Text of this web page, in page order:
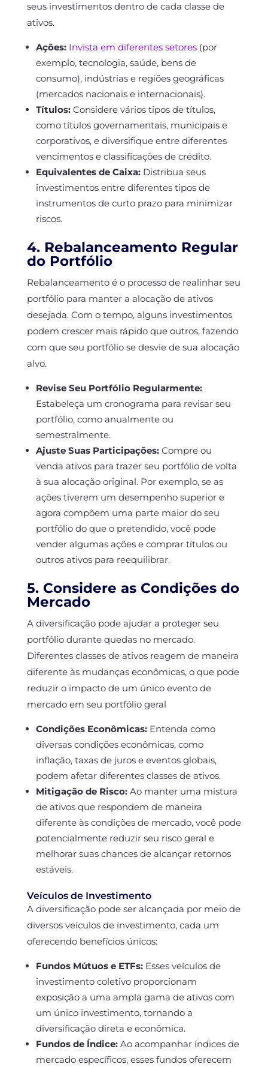
seus investimentos dentro de cada classe de
ativos.
Ações: Invista em diferentes setores (por
exemplo, tecnologia, saúde, bens de
consumo), indústrias e regiões geográficas
(mercados nacionais e internacionais).
Títulos: Considere vários tipos de títulos,
como títulos governamentais, municipais e
corporativos, e diversifique entre diferentes
vencimentos e classificações de crédito.
Equivalentes de Caixa: Distribua seus
investimentos entre diferentes tipos de
instrumentos de curto prazo para minimizar
riscos.
4. Rebalanceamento Regular
do Portfólio
Rebalanceamento é o processo de realinhar seu
portfólio para manter a alocação de ativos
desejada. Com o tempo, alguns investimentos
podem crescer mais rápido que outros, fazendo
com que seu portfólio se desvie de sua alocação
alvo.
Revise Seu Portfólio Regularmente:
Estabeleça um cronograma para revisar seu
portfólio, como anualmente ou
semestralmente.
Ajuste Suas Participações: Compre ou
venda ativos para trazer seu portfólio de volta
à sua alocação original. Por exemplo, se as
ações tiverem um desempenho superior e
agora compõem uma parte maior do seu
portfólio do que o pretendido, você pode
vender algumas ações e comprar títulos ou
outros ativos para reequilibrar.
5. Considere as Condições do
Mercado
A diversificação pode ajudar a proteger seu
portfólio durante quedas no mercado.
Diferentes classes de ativos reagem de maneira
diferente às mudanças econômicas, o que pode
reduzir o impacto de um único evento de
mercado em seu portfólio geral
Condições Econômicas:Entenda como
diversas condições econômicas, como
inflação, taxas de juros e eventos globais,
podem afetar diferentes classes de ativos.
Mitigação de Risco: Ao manter uma mistura
de ativos que respondem de maneira
diferente às condições de mercado, você pode
potencialmente reduzir seu risco geral e
melhorar suas chances de alcançar retornos
estáveis.
Veículos de Investimento
A diversificação pode ser alcançada por meio de
diversos veículos de investimento, cada um
oferecendo benefícios únicos:
Fundos Mútuos e ETFs:Esses veículos de
investimento coletivo proporcionam
exposição a uma ampla gama de ativos com
um único investimento, tornando a
diversificação direta e econômica.
Fundos de Índice: Ao acompanhar índices de
mercado específicos, esses fundos oferecem